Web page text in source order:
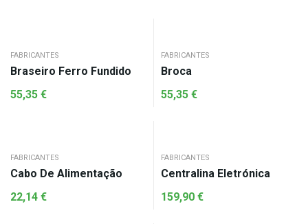
FABRICANTES
Braseiro Ferro Fundido
55,35 €
FABRICANTES
Broca
55,35 €
FABRICANTES
Cabo De Alimentação
22,14 €
FABRICANTES
Centralina Eletrónica
159,90 €